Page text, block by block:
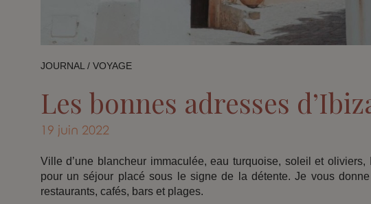
JOURNAL / VOYAGE
Les bonnes adresses
19 juin 2022
Ville d’une blancheur immaculée, eau turquoise, soleil et
pour un séjour placé sous le signe de la détente. Je vous
restaurants, cafés, bars et plages.